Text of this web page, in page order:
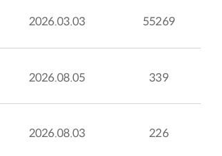
2026.03.03 55269
2026.08.05 339
2026.08.03 226